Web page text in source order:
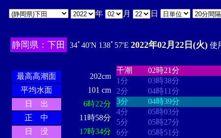
年 月 日
静岡県：下田 34ﾟ40'N 138ﾟ57'E 2022年02月22日(火) 使
最高高潮面
202cm
平均水面
101 cm
日 出
6時22分
正 中
11時58分
日 没
17時34分
干潮
02時21分
1分
03時38分
2分
04時11分
3分
04時39分
4分
05時03分
5分
05時27分
6分
05時51分